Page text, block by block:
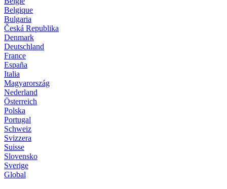
Belgique
Bulgaria
Česká Republika
Denmark
Deutschland
France
España
Italia
Magyarország
Nederland
Österreich
Polska
Portugal
Schweiz
Svizzera
Suisse
Slovensko
Sverige
Global